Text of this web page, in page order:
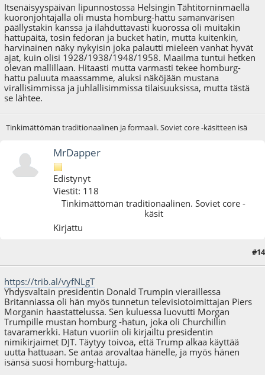
Itsenäisyyspäivän lipunnostossa Helsingin Tähtitorninmäellä
kuoronjohtajalla oli musta homburg-hattu samanvärisen
päällystakin kanssa ja ilahduttavasti kuorossa oli muitakin
hattupäitä, tosin fedoran ja bucket hatin, mutta kuitenkin,
harvinainen näky nykyisin joka palautti mieleen vanhat hyvät
ajat, kuin olisi 1928/1938/1948/1958. Maailma tuntui hetken
olevan mallillaan. Hitaasti mutta varmasti tekee homburg-
hattu paluuta maassamme, aluksi näköjään mustana
virallisimmissa ja juhlallisimmissa tilaisuuksissa, mutta tästä
se lähtee.
Tinkimättömän traditionaalinen ja formaali. Soviet core -käsitteen isä
MrDapper
Edistynyt
Viestit: 118
Tinkimättömän traditionaalinen. Soviet core -
käsit
Kirjattu
#14
https://trib.al/vyfNLgT
Yhdysvaltain presidentin Donald Trumpin vieraillessa
Britanniassa oli hän myös tunnetun televisiotoimittajan Piers
Morganin haastattelussa. Sen kuluessa luovutti Morgan
Trumpille mustan homburg -hatun, joka oli Churchillin
tavaramerkki. Hatun vuoriin oli kirjailtu presidentin
nimikirjaimet DJT. Täytyy toivoa, että Trump alkaa käyttää
uutta hattuaan. Se antaa arovaltaa hänelle, ja myös hänen
isänsä suosi homburg-hattuja.